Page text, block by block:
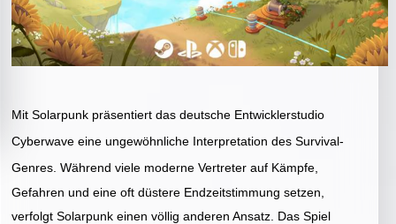
Mit Solarpunk präsentiert das deutsche Entwicklerstudio
Cyberwave eine ungewöhnliche Interpretation des Survival-
Genres. Während viele moderne Vertreter auf Kämpfe,
Gefahren und eine oft düstere Endzeitstimmung setzen,
verfolgt Solarpunk einen völlig anderen Ansatz. Das Spiel